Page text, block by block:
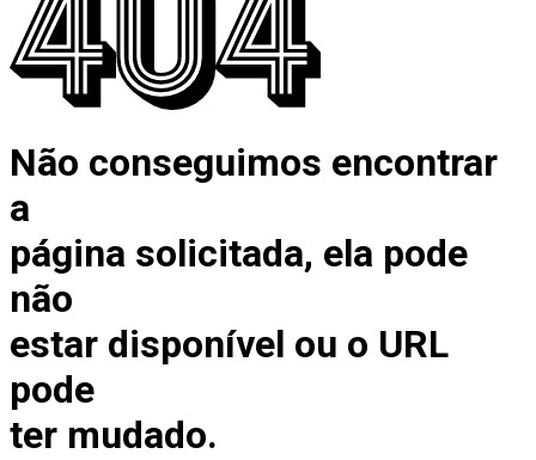
Não conseguimos encontrar
a
página solicitada, ela pode
não
estar disponível ou o URL
pode
ter mudado.